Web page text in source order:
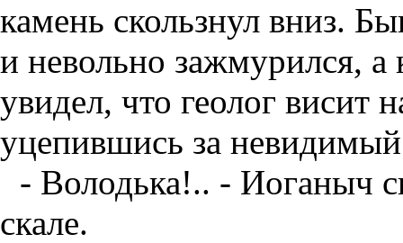
камень скользнул вниз.
и невольно зажмурился, а
увидел, что геолог висит
уцепившись за
- Володька!.. - Иоганыч
скале.